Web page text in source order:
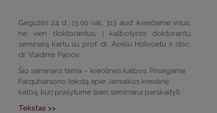
Gegužės 24 d., 13.00 val., 313 aud. kviečiame visus,
ne vien doktorantus, į kalbotyros doktorantų
seminarą kartu su prof. dr. Axeliu Holvoetu ir doc.
dr. Vladimir Panov.
Šio seminaro tema – kreolinės kalbos. Prisegame
Farquharsono tekstą apie Jamaikos kreolinę
kalbą, kurį prašytume šiam seminarui perskaityti.
Tekstas >>